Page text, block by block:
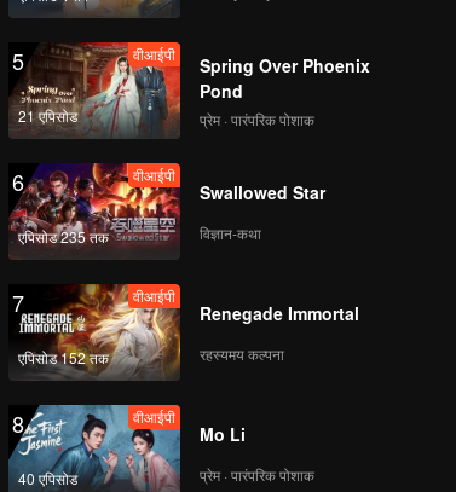
5
21 एपिसोड
वीआईपी
Spring Over Phoenix
Pond
प्रेम · पारंपरिक पोशाक
6
एपिसोड 235 तक
वीआईपी
Swallowed Star
विज्ञान-कथा
7
एपिसोड 152 तक
वीआईपी
Renegade Immortal
रहस्यमय कल्पना
8
40 एपिसोड
वीआईपी
Mo Li
प्रेम · पारंपरिक पोशाक